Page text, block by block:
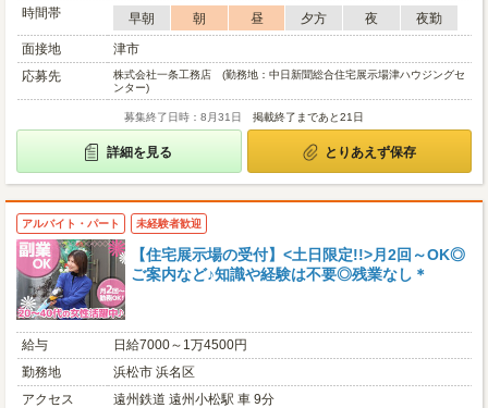
時間帯
早朝 朝 昼 夕方 夜
夜勤
面接地
津市
応募先
株式会社一条工務店 (勤務地：中日新聞総合住宅展示場津ハウジングセ
ンター)
募集終了日時：8月31日 掲載終了まであと21日
詳細を見る とりあえず保存
アルバイト・パート 未経験者歓迎
【住宅展示場の受付】<土日限定!!>月2回～OK◎
ご案内など♪知識や経験は不要◎残業なし＊
給与
日給7000～1万4500円
勤務地
浜松市 浜名区
アクセス
遠州鉄道 遠州小松駅 車 9分